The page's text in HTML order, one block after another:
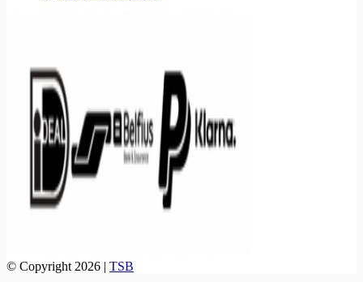
© Copyright 2026 | TSB